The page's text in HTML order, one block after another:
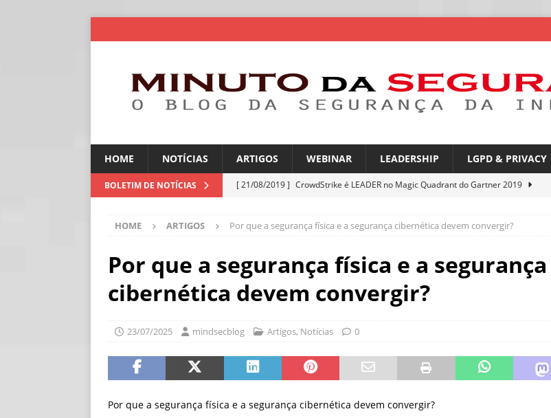
HOME NOTÍCIAS ARTIGOS WEBINAR LEADERSHIP LGPD & PRIVACY
BOLETIM DE NOTÍCIAS [ 21/08/2019 ] CrowdStrike é LEADER no Magic Quadrant do Gartner 2019
[ 30/07/2026 ] ChatGPT entra na mira de campanhas de phishing
NOTÍCIAS
Nomes no WhatsApp privacidade ou novas oportunidades de golpes
ARTIGOS
[ 30/07/2026 ] Deepfakes já enganam 90% dos brasileiros no trabalho
[ 30/07/2026 ]
HOME ARTIGOS Por que a segurança física e a segurança cibernética devem convergir?
Por que a segurança física e a segurança
cibernética devem convergir?
23/07/2025 mindsecblog Artigos, Notícias 0
Por que a segurança física e a segurança cibernética devem convergir?